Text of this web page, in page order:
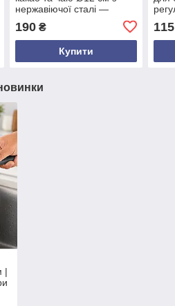
нержавіючої сталі —
кухонне сито з металевою
ручкою, для домашнього і
професійного
190₴
Купити
115
|